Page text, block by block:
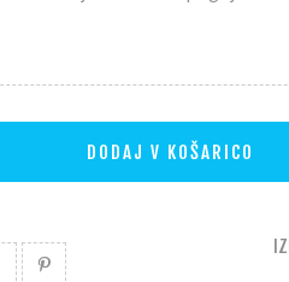
DODAJ V KOŠARICO